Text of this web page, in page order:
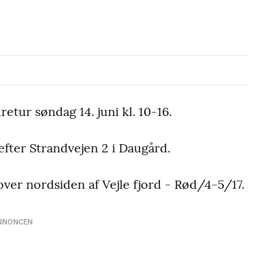
søndag 14. juni kl. 10-16.
Strandvejen 2 i Daugård.
nordsiden af Vejle fjord - Rød/4-5/17.